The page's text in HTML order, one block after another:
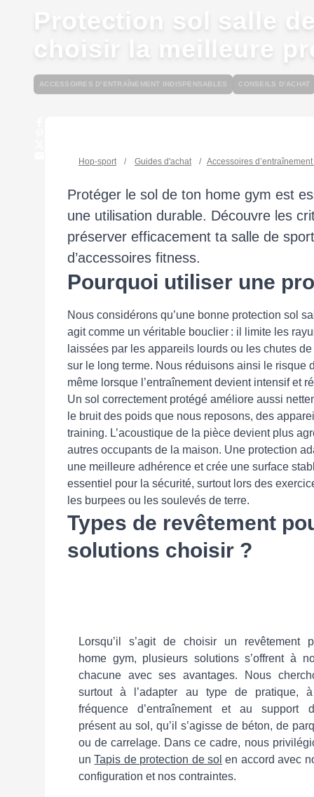
Protection sol salle
choisir la meilleure
ACCESSOIRES D’ENTRAÎNEMENT INDISPENSABLES CONSEILS D’ACHAT
Hop-sport / Guides d'achat / Accessoires
Protéger le sol de ton home gym est
une utilisation durable. Découvre les
préserver efficacement ta salle de
d’accessoires fitness.
Pourquoi utiliser une
Nous considérons qu’une bonne protection sol
agit comme un véritable bouclier : il limite les
laissées par les appareils lourds ou les chutes
sur le long terme. Nous réduisons ainsi le risque
même lorsque l’entraînement devient intensif et
Un sol correctement protégé améliore aussi
le bruit des poids que nous reposons, des
training. L’acoustique de la pièce devient plus
autres occupants de la maison. Une protection
une meilleure adhérence et crée une surface
essentiel pour la sécurité, surtout lors des
les burpees ou les soulevés de terre.
Types de revêtement
solutions choisir ?
Lorsqu’il s’agit de choisir un revêtement
home gym, plusieurs solutions s’offrent à
chacune avec ses avantages. Nous
surtout à l’adapter au type de pratique,
fréquence d’entraînement et au support
présent au sol, qu’il s’agisse de béton, de
ou de carrelage. Dans ce cadre, nous
unTapis de protection de sol en accord avec
configuration et nos contraintes.